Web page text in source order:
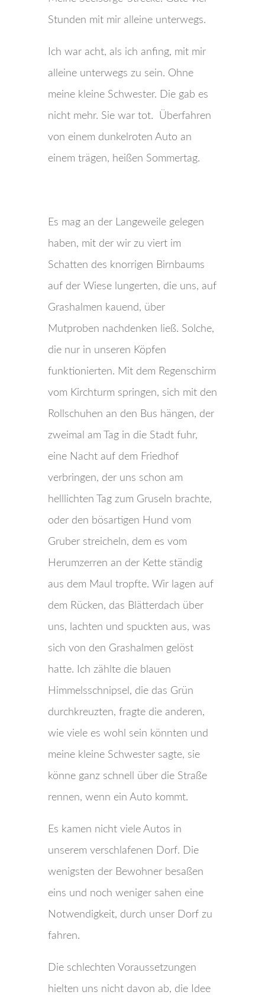
Stunden mit mir alleine unterwegs.
Ich war acht, als ich anfing, mit mir
alleine unterwegs zu sein. Ohne
meine kleine Schwester. Die gab es
nicht mehr. Sie war tot.
Überfahren
von einem dunkelroten Auto an
einem trägen, heißen Sommertag.
Es mag an der Langeweile gelegen
haben, mit der wir zu viert im
Schatten des knorrigen Birnbaums
auf der Wiese lungerten, die uns, auf
Grashalmen kauend, über
Mutproben nachdenken ließ. Solche,
die nur in unseren Köpfen
funktionierten. Mit dem Regenschirm
vom Kirchturm springen, sich mit den
Rollschuhen an den Bus hängen, der
zweimal am Tag in die Stadt fuhr,
eine Nacht auf dem Friedhof
verbringen, der uns schon am
helllichten Tag zum Gruseln brachte,
oder den bösartigen Hund vom
Gruber streicheln, dem es vom
Herumzerren an der Kette ständig
aus dem Maul tropfte. Wir lagen auf
dem Rücken, das Blätterdach über
uns, lachten und spuckten aus, was
sich von den Grashalmen gelöst
hatte. Ich zählte die blauen
Himmelsschnipsel, die das Grün
durchkreuzten, fragte die anderen,
wie viele es wohl sein könnten und
meine kleine Schwester sagte, sie
könne ganz schnell über die Straße
rennen, wenn ein Auto kommt.
Es kamen nicht viele Autos in
unserem verschlafenen Dorf. Die
wenigsten der Bewohner besaßen
eins und noch weniger sahen eine
Notwendigkeit, durch unser Dorf zu
fahren.
Die schlechten Voraussetzungen
hielten uns nicht davon ab, die Idee